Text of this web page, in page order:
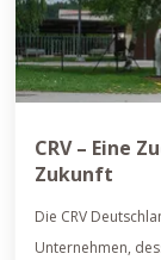
CRV – Eine
Zukunft
Die CRV
Unternehmen,